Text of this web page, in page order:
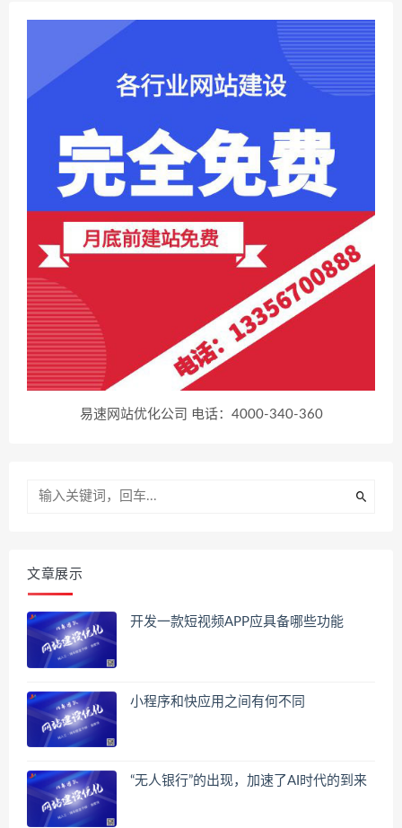
易速网站优化公司 电话：4000-340-360
文章展示
开发一款短视频APP应具备哪些功能
小程序和快应用之间有何不同
“无人银行”的出现，加速了AI时代的到来